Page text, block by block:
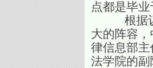
点都是毕
根据议程
大的阵容
律信息部
法学院的副